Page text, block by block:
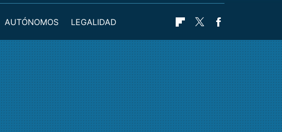
AUTÓNOMOS
LEGALIDAD
Flipboard
Twitter